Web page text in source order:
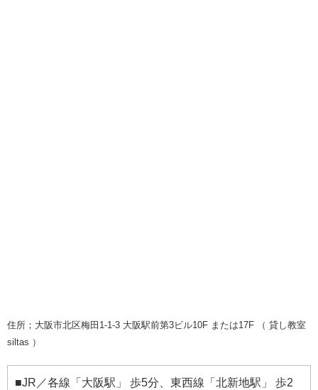
住所；大阪市北区梅田1-1-3 大阪駅前第3ビル10F または17F （ 貸し教室
siltas ）
■JR／各線「大阪駅」 歩5分、東西線「北新地駅」 歩2